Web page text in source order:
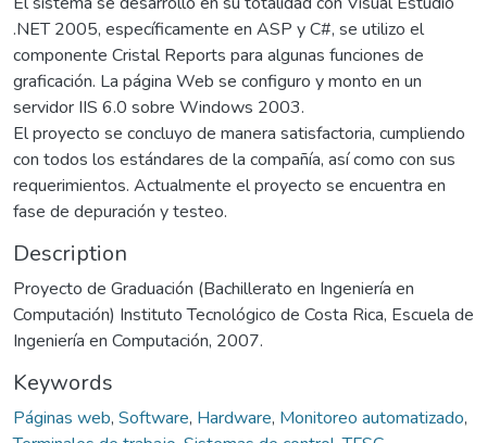
.NET 2005, específicamente en ASP y C#, se utilizo el
componente Cristal Reports para algunas funciones de
graficación. La página Web se configuro y monto en un
servidor IIS 6.0 sobre Windows 2003.
El proyecto se concluyo de manera satisfactoria, cumpliendo
con todos los estándares de la compañía, así como con sus
requerimientos. Actualmente el proyecto se encuentra en
fase de depuración y testeo.
Description
Proyecto de Graduación (Bachillerato en Ingeniería en
Computación) Instituto Tecnológico de Costa Rica, Escuela de
Ingeniería en Computación, 2007.
Keywords
Páginas web, Software, Hardware, Monitoreo automatizado,